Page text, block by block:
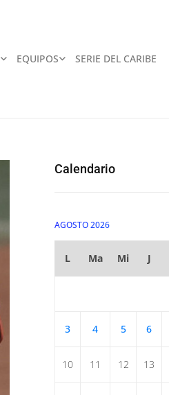
EQUIPOS SERIE DEL CARIBE
Calendario
AGOSTO 2026
L Ma Mi J
3 4 5 6
10 11 12 13